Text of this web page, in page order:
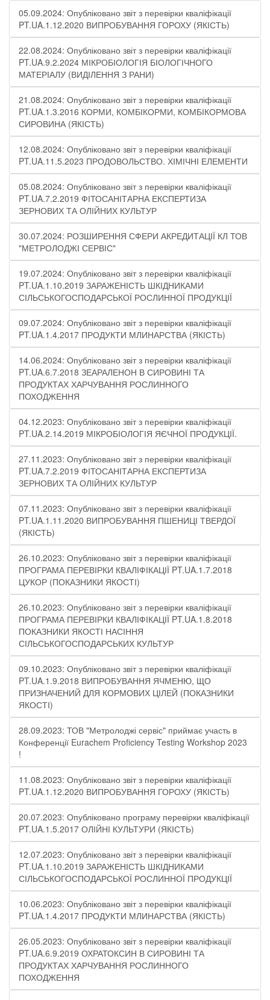
05.09.2024: Опубліковано звіт з перевірки кваліфікації
PT.UA.1.12.2020 ВИПРОБУВАННЯ ГОРОХУ (ЯКІСТЬ)
22.08.2024: Опубліковано звіт з перевірки кваліфікації
PT.UA.9.2.2024 МІКРОБІОЛОГІЯ БІОЛОГІЧНОГО
МАТЕРІАЛУ (ВИДІЛЕННЯ З РАНИ)
21.08.2024: Опубліковано звіт з перевірки кваліфікації
PT.UA.1.3.2016 КОРМИ, КОМБІКОРМИ, КОМБІКОРМОВА
СИРОВИНА (ЯКІСТЬ)
12.08.2024: Опубліковано звіт з перевірки кваліфікації
PT.UA.11.5.2023 ПРОДОВОЛЬСТВО. ХІМІЧНІ ЕЛЕМЕНТИ
05.08.2024: Опубліковано звіт з перевірки кваліфікації
PT.UA.7.2.2019 ФІТОСАНІТАРНА ЕКСПЕРТИЗА
ЗЕРНОВИХ ТА ОЛІЙНИХ КУЛЬТУР
30.07.2024: РОЗШИРЕННЯ СФЕРИ АКРЕДИТАЦІЇ КЛ ТОВ
"МЕТРОЛОДЖІ СЕРВІС"
19.07.2024: Опубліковано звіт з перевірки кваліфікації
PT.UA.1.10.2019 ЗАРАЖЕНІСТЬ ШКІДНИКАМИ
СІЛЬСЬКОГОСПОДАРСЬКОЇ РОСЛИННОЇ ПРОДУКЦІЇ
09.07.2024: Опубліковано звіт з перевірки кваліфікації
PT.UA.1.4.2017 ПРОДУКТИ МЛИНАРСТВА (ЯКІСТЬ)
14.06.2024: Опубліковано звіт з перевірки кваліфікації
PT.UA.6.7.2018 ЗЕАРАЛЕНОН В СИРОВИНІ ТА
ПРОДУКТАХ ХАРЧУВАННЯ РОСЛИННОГО
ПОХОДЖЕННЯ
04.12.2023: Опубліковано звіт з перевірки кваліфікації
PT.UA.2.14.2019 МІКРОБІОЛОГІЯ ЯЄЧНОЇ ПРОДУКЦІЇ​.
27.11.2023: Опубліковано звіт з перевірки кваліфікації
PT.UA.7.2.2019 ФІТОСАНІТАРНА ЕКСПЕРТИЗА
ЗЕРНОВИХ ТА ОЛІЙНИХ КУЛЬТУР
07.11.2023: Опубліковано звіт з перевірки кваліфікації
PT.UA.1.11.2020 ВИПРОБУВАННЯ ПШЕНИЦІ ТВЕРДОЇ
(ЯКІСТЬ)
26.10.2023: Опубліковано звіт з перевірки кваліфікації
ПРОГРАМА ПЕРЕВІРКИ КВАЛІФІКАЦІЇ PT.UA.1.7.2018
ЦУКОР (ПОКАЗНИКИ ЯКОСТІ)​
26.10.2023: Опубліковано звіт з перевірки кваліфікації
ПРОГРАМА ПЕРЕВІРКИ КВАЛІФІКАЦІЇ PT.UA.1.8.2018
ПОКАЗНИКИ ЯКОСТІ НАСІННЯ
СІЛЬСЬКОГОСПОДАРСЬКИХ КУЛЬТУР
09.10.2023: Опубліковано звіт з перевірки кваліфікації
PT.UA.1.9.2018 ВИПРОБУВАННЯ ЯЧМЕНЮ, ЩО
ПРИЗНАЧЕНИЙ ДЛЯ КОРМОВИХ ЦІЛЕЙ (ПОКАЗНИКИ
ЯКОСТІ)
28.09.2023: ТОВ "Метролоджі сервіс" приймає участь в
Конференції Eurachem Proficiency Testing Workshop 2023
!
11.08.2023: Опубліковано звіт з перевірки кваліфікації
PT.UA.1.12.2020 ВИПРОБУВАННЯ ГОРОХУ (ЯКІСТЬ)
20.07.2023: Опубліковано програму перевірки кваліфікації
PT.UA.1.5.2017 ОЛІЙНІ КУЛЬТУРИ (ЯКІСТЬ)
12.07.2023: Опубліковано звіт з перевірки кваліфікації
PT.UA.1.10.2019 ЗАРАЖЕНІСТЬ ШКІДНИКАМИ
СІЛЬСЬКОГОСПОДАРСЬКОЇ РОСЛИННОЇ ПРОДУКЦІЇ
10.06.2023: Опубліковано звіт з перевірки кваліфікації
PT.UA.1.4.2017 ПРОДУКТИ МЛИНАРСТВА (ЯКІСТЬ)
26.05.2023: Опубліковано звіт з перевірки кваліфікації
PT.UA.6.9.2019 ОХРАТОКСИН В СИРОВИНІ ТА
ПРОДУКТАХ ХАРЧУВАННЯ РОСЛИННОГО
ПОХОДЖЕННЯ